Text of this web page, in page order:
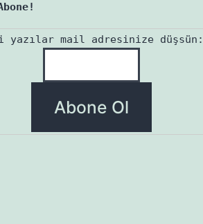
yazılar mail adresinize düşsün: